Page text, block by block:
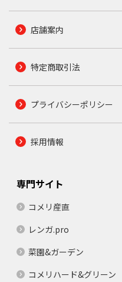
店舗案内
特定商取引法
プライバシーポリシー
採用情報
専門サイト
コメリ産直
レンガ.pro
菜園&ガーデン
コメリハード&グリーン